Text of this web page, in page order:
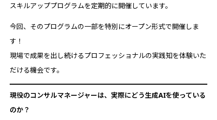
スキルアッププログラムを定期的に開催しています。
今回、そのプログラムの一部を特別にオープン形式で開催しま
す！
現場で成果を出し続けるプロフェッショナルの実践知を体験いた
だける機会です。
現役のコンサルマネージャーは、実際にどう生成AIを使っている
のか？